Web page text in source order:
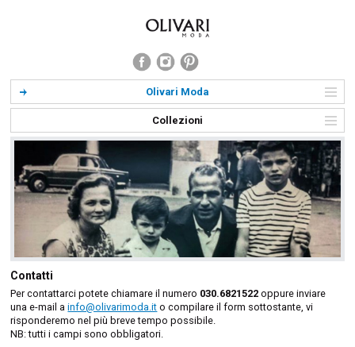
Olivari Moda
Collezioni
Contatti
Per contattarci potete chiamare il numero 030.6821522 oppure inviare
una e-mail ainfo@olivarimoda.it o compilare il form sottostante, vi
risponderemo nel più breve tempo possibile.
NB: tutti i campi sono obbligatori.